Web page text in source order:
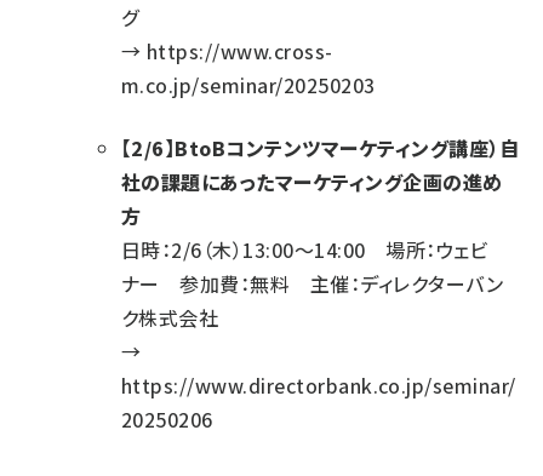
グ
→ https://www.cross-
m.co.jp/seminar/20250203
【2/6】BtoBコンテンツマーケティング講座）自
社の課題にあったマーケティング企画の進め
方
日時：2/6（木）13:00～14:00 場所：ウェビ
ナー 参加費：無料 主催：ディレクターバン
ク株式会社
→
https://www.directorbank.co.jp/seminar/
20250206